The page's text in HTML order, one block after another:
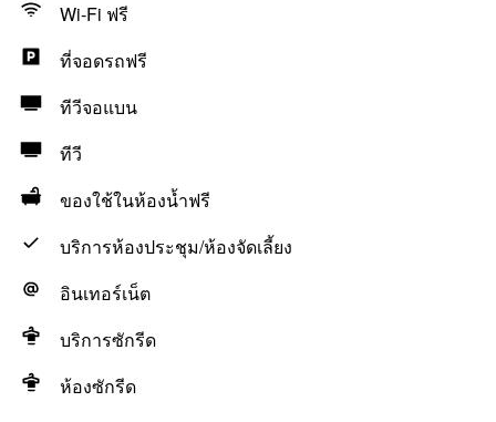
Wi-Fi ฟรี
ที่จอดรถฟรี
ทีวีจอแบน
ทีวี
ของใช้ในห้องน้ำฟรี
บริการห้องประชุม/ห้องจัดเลี้ยง
อินเทอร์เน็ต
บริการซักรีด
ห้องซักรีด